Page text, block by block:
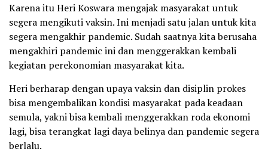
Karena itu Heri Koswara mengajak masyarakat untuk
segera mengikuti vaksin. Ini menjadi satu jalan untuk kita
segera mengakhir pandemic. Sudah saatnya kita berusaha
mengakhiri pandemic ini dan menggerakkan kembali
kegiatan perekonomian masyarakat kita.
Heri berharap dengan upaya vaksin dan disiplin prokes
bisa mengembalikan kondisi masyarakat pada keadaan
semula, yakni bisa kembali menggerakkan roda ekonomi
lagi, bisa terangkat lagi daya belinya dan pandemic segera
berlalu.